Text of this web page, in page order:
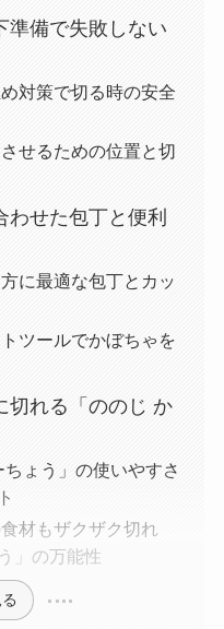
準備で失敗しない
対策で切る時の安全
せるための位置と切
わせた包丁と便利
に最適な包丁とカッ
ツールでかぼちゃを
切れる「ののじ か
ょう」の使いやすさ
材もザクザク切れ
」の万能性